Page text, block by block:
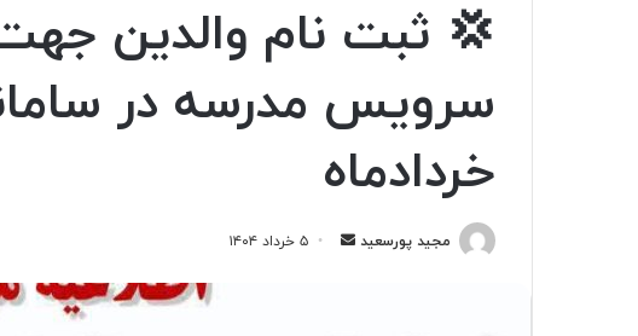
💢 ثبت نام والدین
سرویس مدرسه در
خردادماه
مجید پورسعید ۵ خرداد ۱۴۰۴